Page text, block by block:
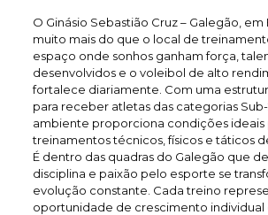
O Ginásio Sebastião Cruz – Galegão, em
muito mais do que o local de
espaço onde sonhos ganham força,
desenvolvidos e o voleibol de alto
fortalece diariamente. Com uma
para receber atletas das categorias Sub-
ambiente proporciona condições ideais
treinamentos técnicos, físicos e táticos
É dentro das quadras do Galegão que
disciplina e paixão pelo esporte se
evolução constante. Cada treino
oportunidade de crescimento individual